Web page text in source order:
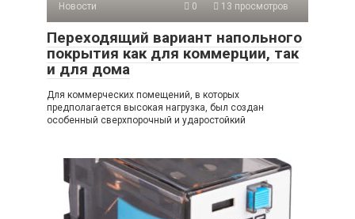
Новости 0 13 просмотров
Переходящий вариант напольного
покрытия как для коммерции, так
и для дома
Для коммерческих помещений, в которых
предполагается высокая нагрузка, был создан
особенный сверхпорочный и ударостойкий